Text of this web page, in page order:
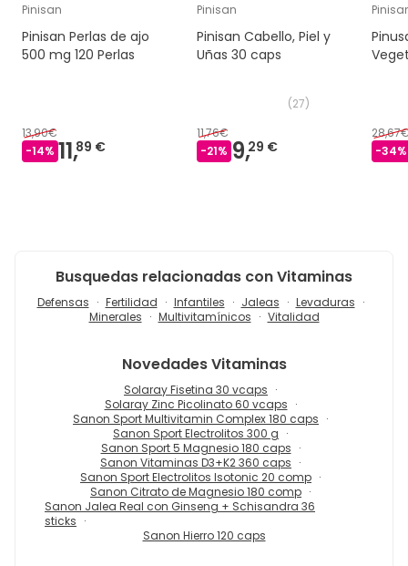
Pinisan
Pinisan Perlas de ajo
500 mg 120 Perlas
13,90€
-14% 11,89 €
Pinisan
Pinisan Cabello, Piel y
Uñas 30 caps
(27)
11,76€
-21% 9,29 €
-34%
Busquedas relacionadas con Vitaminas
Defensas Fertilidad Infantiles Jaleas
Levaduras
Minerales
Multivitamínicos Vitalidad
NovedadesVitaminas
Solaray Fisetina 30 vcaps
Solaray Zinc Picolinato 60 vcaps
Sanon Sport Multivitamin Complex 180 caps
Sanon Sport Electrolitos 300 g
Sanon Sport 5 Magnesio 180 caps
Sanon Vitaminas D3+K2 360 caps
Sanon Sport Electrolitos Isotonic 20 comp
Sanon Citrato de Magnesio 180 comp
Sanon Jalea Real con Ginseng + Schisandra 36
sticks
Sanon Hierro 120 caps